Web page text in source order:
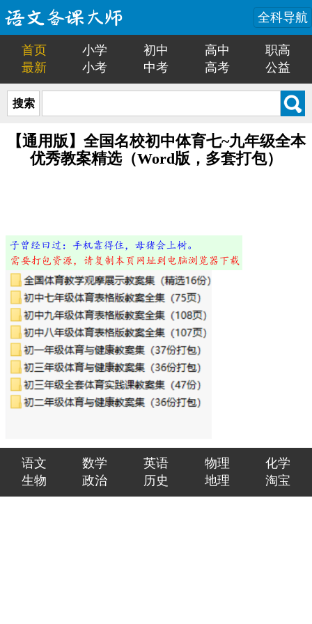
全科导航
首页 小学 初中 高中
职高
最新
小考 中考 高考 公益
搜索
【通用版】全国名校初中体育七~九年级全本
优秀教案精选（Word版，多套打包）
语文 数学 英语 物理
化学
生物
政治 历史 地理 淘宝